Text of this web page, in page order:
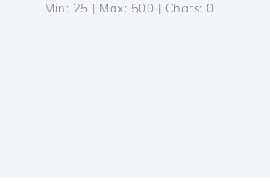
Min: 25 | Max: 500 | Chars: 0